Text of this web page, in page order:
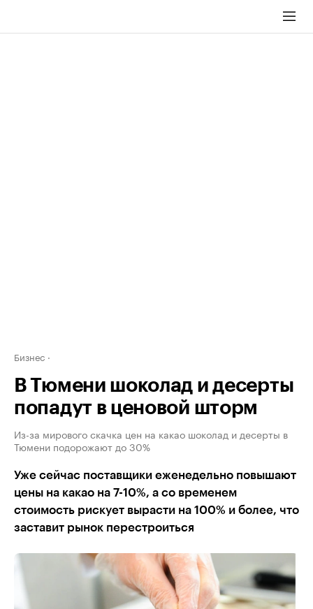
Бизнес
В Тюмени шоколад и десерты
попадут в ценовой шторм
Из-за мирового скачка цен на какао шоколад и десерты в
Тюмени подорожают до 30%
Уже сейчас поставщики еженедельно повышают
цены на какао на 7-10%, а со временем
стоимость рискует вырасти на 100% и более, что
заставит рынок перестроиться